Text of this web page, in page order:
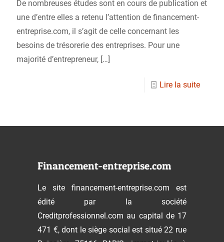
De nombreuses études sont en cours de publication et
une d’entre elles a retenu l’attention de financement-
entreprise.com, il s’agit de celle concernant les
besoins de trésorerie des entreprises. Pour une
majorité d’entrepreneur, […]
Lire la suite
Financement-entreprise.com
Le site financement-entreprise.com est
édité par la société
Creditprofessionnel.com au capital de 17
471 €, dont le siège social est situé 22 rue